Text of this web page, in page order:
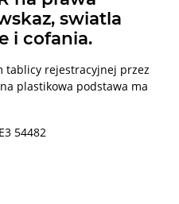
swiatla
i cofania.
tablicy rejestracyjnej przez
plastikowa podstawa ma
54482